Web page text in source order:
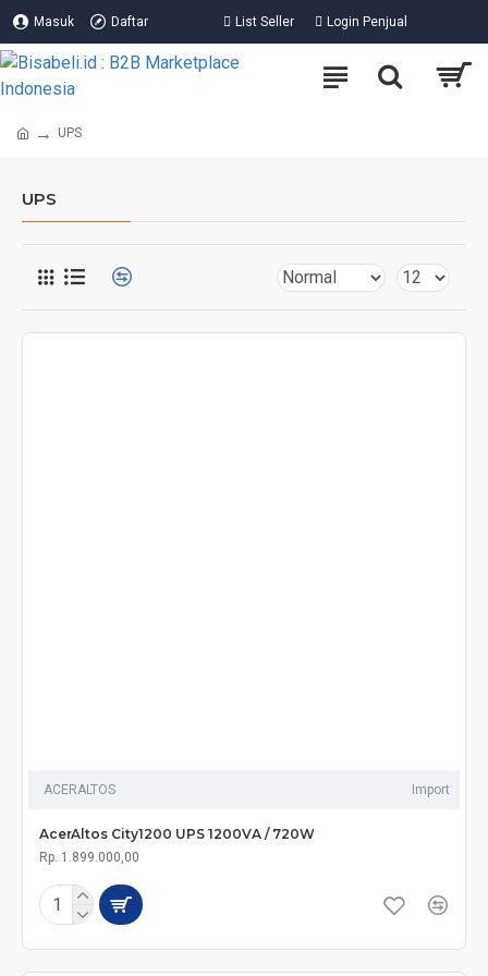
Masuk Daftar List Seller Login Penjual
UPS
UPS
ACERALTOS Import
AcerAltos City1200 UPS 1200VA / 720W
Rp. 1.899.000,00